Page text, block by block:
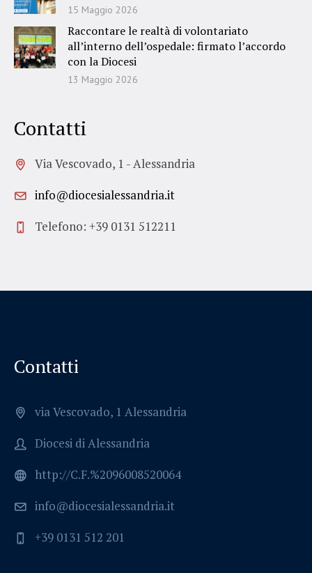
15 Maggio 2026
Raccontare le realtà di volontariato
all’interno dell’ospedale: firmato l’accordo
con la Diocesi
13 Maggio 2026
Contatti
Via Vescovado, 1 - Alessandria
info@diocesialessandria.it
Telefono: +39 0131 512211
Contatti
via Vescovado, 1 Alessandria
Diocesi di Alessandria
http://C.F.%2096008520064
info@diocesialessandria.it
+39 0131 512 201